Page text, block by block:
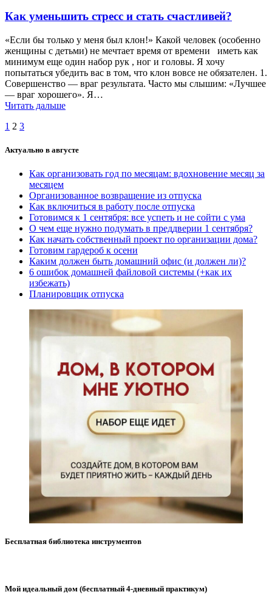
Как уменьшить стресс и стать счастливей?
«Если бы только у меня был клон!» Какой человек (особенно
женщины с детьми) не мечтает время от времени иметь как
минимум еще один набор рук , ног и головы. Я хочу
попытаться убедить вас в том, что клон вовсе не обязателен. 1.
Совершенство — враг результата. Часто мы слышим: «Лучшее
— враг хорошего». Я…
Читать дальше
Навигация
по
Страница
1 Страница
2 Страница
3
Актуально в августе
Как организовать год по месяцам: вдохновение месяц за
месяцем
Организованное возвращение из отпуска
Как включиться в работу после отпуска
Готовимся к 1 сентября: все успеть и не сойти с ума
О чем еще нужно подумать в преддверии 1 сентября?
Как начать собственный проект по организации дома?
Готовим гардероб к осени
Каким должен быть домашний офис (и должен ли)?
6 ошибок домашней файловой системы (+как их
избежать)
Планировщик отпуска
Бесплатная библиотека инструментов
Мой идеальный дом (бесплатный 4-дневный практикум)